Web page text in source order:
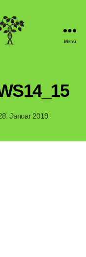
Menü
Januar 2019